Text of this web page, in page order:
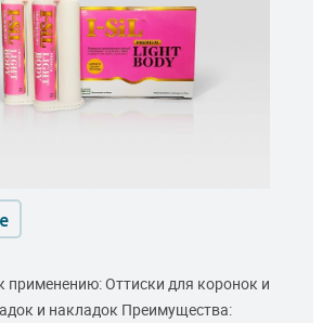
применению: Оттиски для коронок и
и накладок Преимущества: